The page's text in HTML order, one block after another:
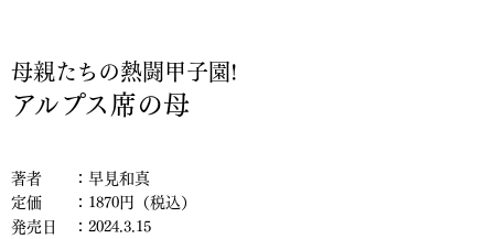
母親たちの熱闘甲子園!
アルプス席の母
著者 ：早見和真
定価 ：1870円（税込）
発売日 ：2024.3.15